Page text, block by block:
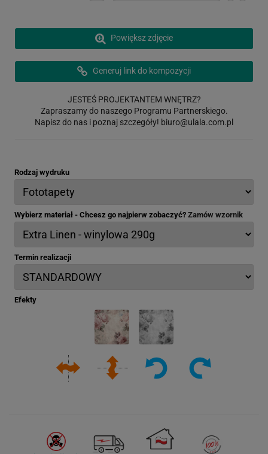
Powiększ zdjęcie
Generuj link do kompozycji
JESTEŚ PROJEKTANTEM WNĘTRZ?
Zapraszamy do naszego Programu Partnerskiego.
Napisz do nas i poznaj szczegóły! biuro@ulala.com.pl
Rodzaj wydruku
Wybierz materiał - Chcesz go najpierw zobaczyć? Zamów wzornik
Termin realizacji
Efekty